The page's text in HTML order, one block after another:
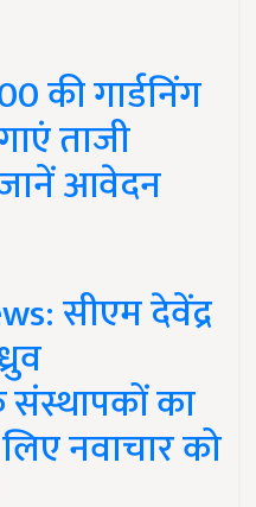
की गार्डनिंग
ताजी
आवेदन
सीएम देवेंद्र
संस्थापकों का
नवाचार को